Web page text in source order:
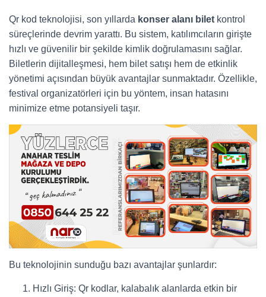
Qr kod teknolojisi, son yıllarda konser alanı bilet kontrol
süreçlerinde devrim yarattı. Bu sistem, katılımcıların girişte
hızlı ve güvenilir bir şekilde kimlik doğrulamasını sağlar.
Biletlerin dijitalleşmesi, hem bilet satışı hem de etkinlik
yönetimi açısından büyük avantajlar sunmaktadır. Özellikle,
festival organizatörleri için bu yöntem, insan hatasını
minimize etme potansiyeli taşır.
Bu teknolojinin sunduğu bazı avantajlar şunlardır:
Hızlı Giriş: Qr kodlar, kalabalık alanlarda etkin bir